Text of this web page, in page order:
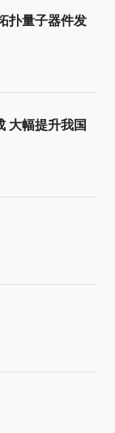
扑量子器件发
大幅提升我国